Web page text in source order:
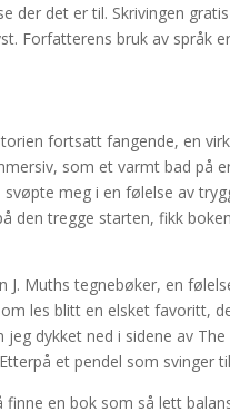
der det er til. Skrivingen
Forfatterens bruk av språk
fortsatt fangende, en
som et varmt bad på
meg i en følelse av
den tregge starten, fikk
J. Muths tegnebøker, en
les blitt en elsket favoritt,
dykket ned i sidene av
et pendel som svinger
en bok som så lett